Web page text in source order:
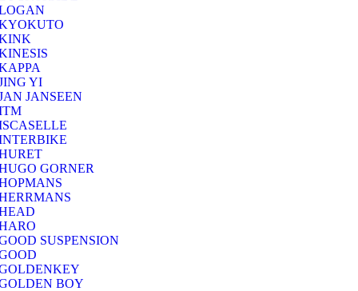
YI
JANSEEN
GORNER
SUSPENSION
BOY